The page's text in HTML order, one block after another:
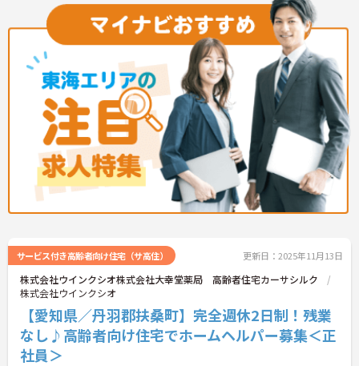
サービス付き高齢者向け住宅（サ高住） 更新日：2025年11月13日
株式会社ウインクシオ株式会社大幸堂薬局 高齢者住宅カーサシルク
株式会社ウインクシオ
【愛知県／丹羽郡扶桑町】完全週休2日制！残業
なし♪高齢者向け住宅でホームヘルパー募集＜正
社員＞